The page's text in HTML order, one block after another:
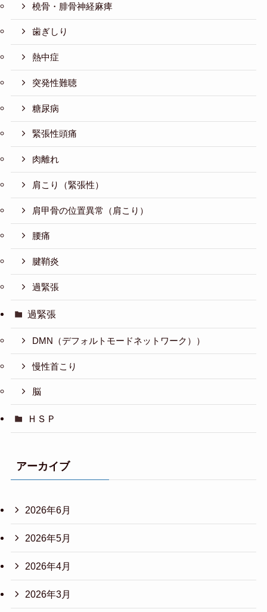
橈骨・腓骨神経麻痺
歯ぎしり
熱中症
突発性難聴
糖尿病
緊張性頭痛
肉離れ
肩こり（緊張性）
肩甲骨の位置異常（肩こり）
腰痛
腱鞘炎
過緊張
過緊張
DMN（デフォルトモードネットワーク））
慢性首こり
脳
ＨＳＰ
アーカイブ
2026年6月
2026年5月
2026年4月
2026年3月